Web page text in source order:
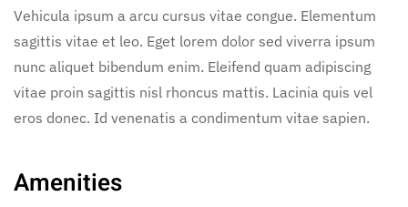
Vehicula ipsum a arcu cursus vitae congue. Elementum
sagittis vitae et leo. Eget lorem dolor sed viverra ipsum
nunc aliquet bibendum enim. Eleifend quam adipiscing
vitae proin sagittis nisl rhoncus mattis. Lacinia quis vel
eros donec. Id venenatis a condimentum vitae sapien.
Amenities